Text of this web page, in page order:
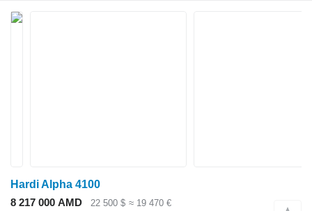
Hardi Alpha 4100
8 217 000 AMD
22 500 $ ≈ 19 470 €